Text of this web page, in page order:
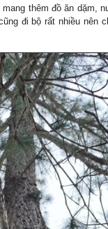
thêm đồ ăn dặm,
đi bộ rất nhiều nên